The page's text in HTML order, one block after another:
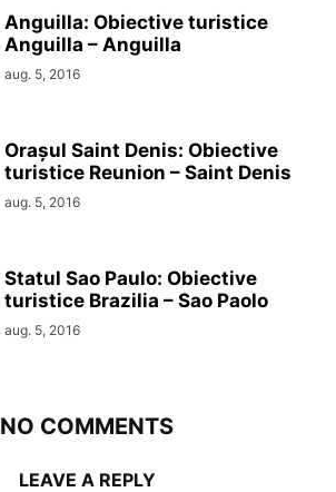
Anguilla: Obiective turistice
Anguilla – Anguilla
aug. 5, 2016
Orașul Saint Denis: Obiective
turistice Reunion – Saint Denis
aug. 5, 2016
Statul Sao Paulo: Obiective
turistice Brazilia – Sao Paolo
aug. 5, 2016
NO COMMENTS
LEAVE A REPLY